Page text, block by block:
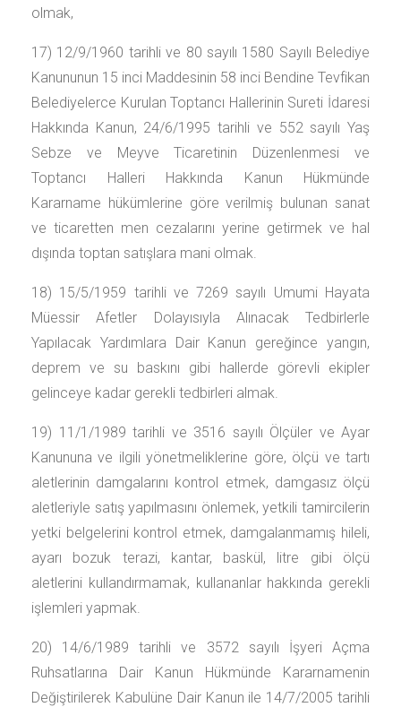
olmak,
17) 12/9/1960 tarihli ve 80 sayılı 1580 Sayılı Belediye
Kanununun 15 inci Maddesinin 58 inci Bendine Tevfikan
Belediyelerce Kurulan Toptancı Hallerinin Sureti İdaresi
Hakkında Kanun, 24/6/1995 tarihli ve 552 sayılı Yaş
Sebze ve Meyve Ticaretinin Düzenlenmesi ve
Toptancı Halleri Hakkında Kanun Hükmünde
Kararname hükümlerine göre verilmiş bulunan sanat
ve ticaretten men cezalarını yerine getirmek ve hal
dışında toptan satışlara mani olmak.
18) 15/5/1959 tarihli ve 7269 sayılı Umumi Hayata
Müessir Afetler Dolayısıyla Alınacak Tedbirlerle
Yapılacak Yardımlara Dair Kanun gereğince yangın,
deprem ve su baskını gibi hallerde görevli ekipler
gelinceye kadar gerekli tedbirleri almak.
19) 11/1/1989 tarihli ve 3516 sayılı Ölçüler ve Ayar
Kanununa ve ilgili yönetmeliklerine göre, ölçü ve tartı
aletlerinin damgalarını kontrol etmek, damgasız ölçü
aletleriyle satış yapılmasını önlemek, yetkili tamircilerin
yetki belgelerini kontrol etmek, damgalanmamış hileli,
ayarı bozuk terazi, kantar, baskül, litre gibi ölçü
aletlerini kullandırmamak, kullananlar hakkında gerekli
işlemleri yapmak.
20) 14/6/1989 tarihli ve 3572 sayılı İşyeri Açma
Ruhsatlarına Dair Kanun Hükmünde Kararnamenin
Değiştirilerek Kabulüne Dair Kanun ile 14/7/2005 tarihli